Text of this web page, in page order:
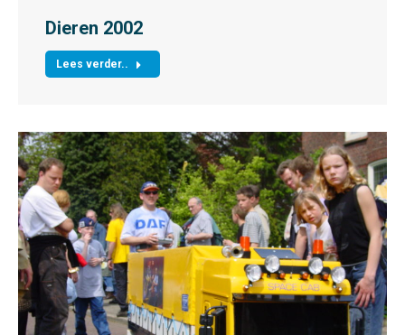
Dieren 2002
Lees verder..